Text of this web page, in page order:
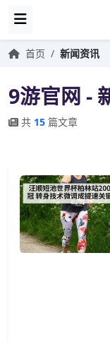
首页 / 新闻资讯
9游官网 -
共 15 篇文章